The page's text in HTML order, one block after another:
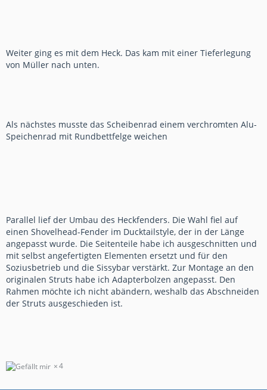
Weiter ging es mit dem Heck. Das kam mit einer Tieferlegung
von Müller nach unten.
Als nächstes musste das Scheibenrad einem verchromten Alu-
Speichenrad mit Rundbettfelge weichen
Parallel lief der Umbau des Heckfenders. Die Wahl fiel auf
einen Shovelhead-Fender im Ducktailstyle, der in der Länge
angepasst wurde. Die Seitenteile habe ich ausgeschnitten und
mit selbst angefertigten Elementen ersetzt und für den
Soziusbetrieb und die Sissybar verstärkt. Zur Montage an den
originalen Struts habe ich Adapterbolzen angepasst. Den
Rahmen möchte ich nicht abändern, weshalb das Abschneiden
der Struts ausgeschieden ist.
4